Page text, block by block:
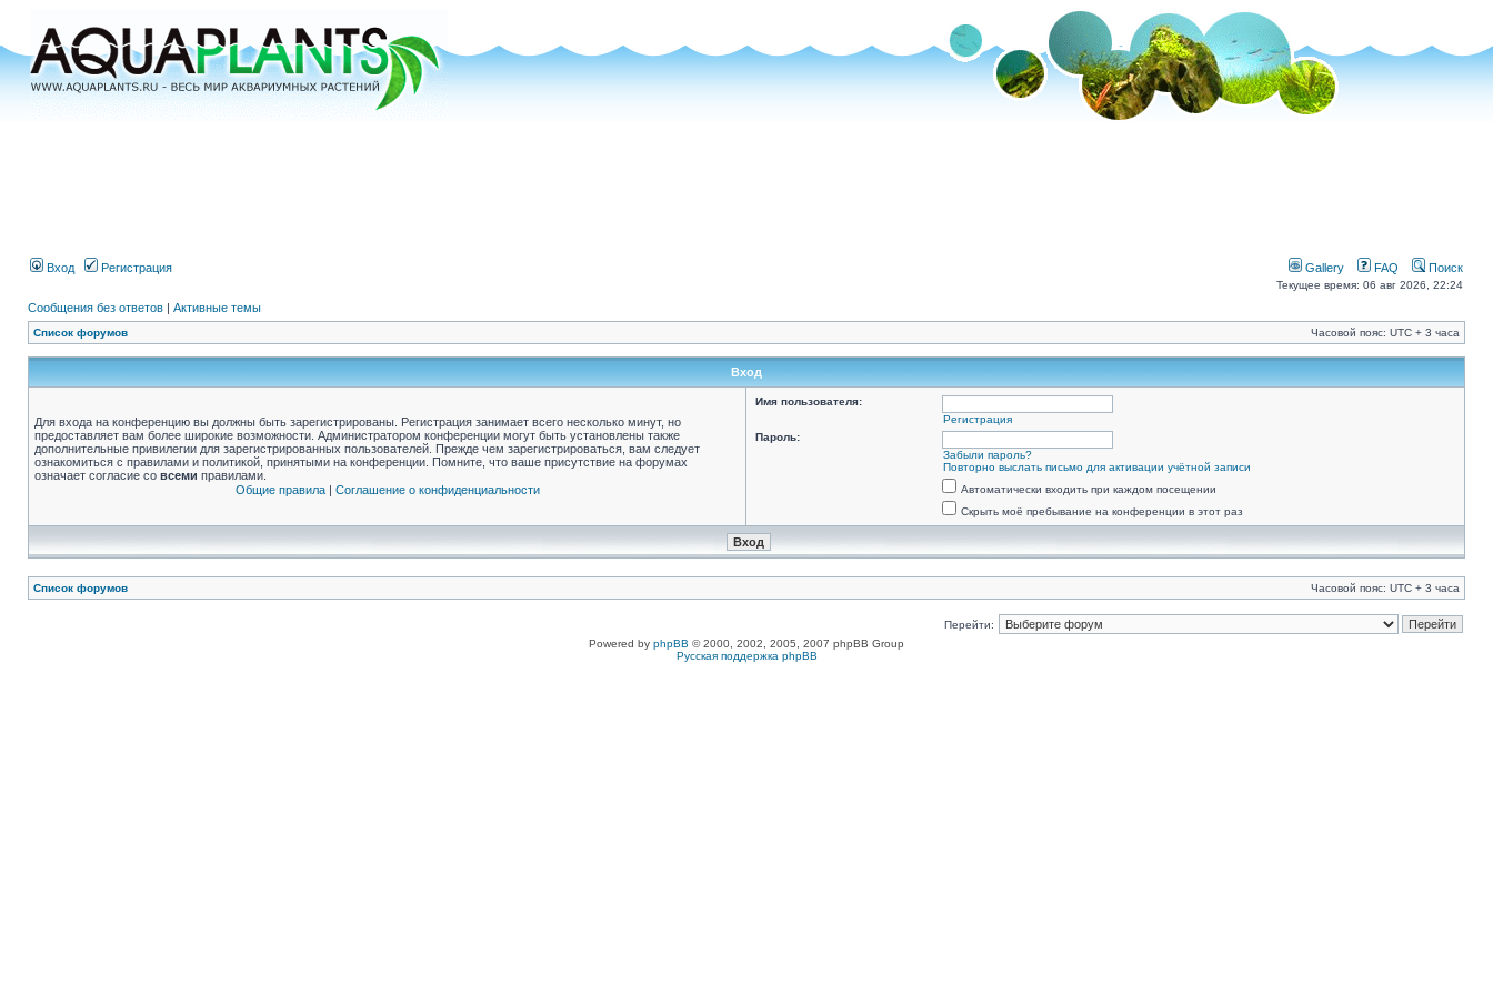
Вход Регистрация Gallery FAQ Поиск
Текущее время: 06 авг 2026, 22:24
Сообщения без ответов | Активные темы
Список форумов Часовой пояс: UTC + 3 часа
Вход
Для входа на конференцию вы должны быть зарегистрированы. Регистрация занимает всего несколько минут, но
предоставляет вам более широкие возможности. Администратором конференции могут быть установлены также
дополнительные привилегии для зарегистрированных пользователей. Прежде чем зарегистрироваться, вам следует
ознакомиться с правилами и политикой, принятыми на конференции. Помните, что ваше присутствие на форумах
означает согласие со всеми правилами.
Общие правила| Соглашение о конфиденциальности
Имя пользователя:
Регистрация
Пароль:
Забыли пароль?
Повторно выслать письмо для активации учётной записи
Автоматически входить при каждом посещении
Скрыть моё пребывание на конференции в этот раз
Список форумов Часовой пояс: UTC + 3 часа
Перейти:
Powered by phpBB © 2000, 2002, 2005, 2007 phpBB Group
Русская поддержка phpBB